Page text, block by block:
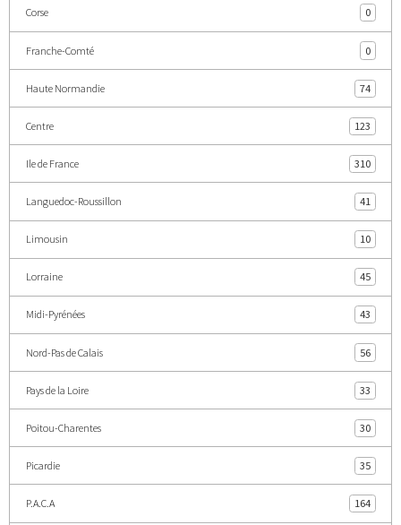
Corse 0
Franche-Comté 0
Haute Normandie 74
Centre 123
Ile de France 310
Languedoc-Roussillon 41
Limousin 10
Lorraine 45
Midi-Pyrénées 43
Nord-Pas de Calais 56
Pays de la Loire 33
Poitou-Charentes 30
Picardie 35
P.A.C.A 164